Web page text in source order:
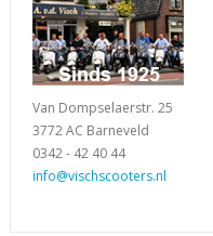
Van Dompselaerstr. 25
3772 AC Barneveld
0342 - 42 40 44
info@vischscooters.nl